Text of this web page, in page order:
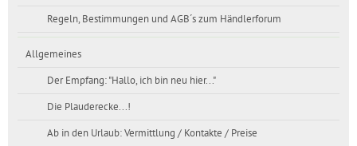
Regeln, Bestimmungen und AGB´s zum Händlerforum
Allgemeines
Der Empfang: "Hallo, ich bin neu hier..."
Die Plauderecke...!
Ab in den Urlaub: Vermittlung / Kontakte / Preise